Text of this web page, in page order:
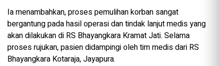
Ia menambahkan, proses pemulihan korban sangat
bergantung pada hasil operasi dan tindak lanjut medis yang
akan dilakukan di RS Bhayangkara Kramat Jati. Selama
proses rujukan, pasien didampingi oleh tim medis dari RS
Bhayangkara Kotaraja, Jayapura.